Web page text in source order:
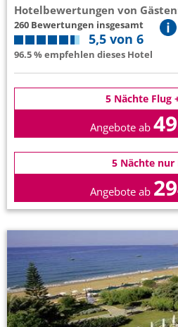
Hotelbewertungen von
260 Bewertungen insgesamt
5,5 von 6
96.5 % empfehlen dieses Hotel
5 Nächte Flug
Angebote ab
5 Nächte nur
Angebote ab